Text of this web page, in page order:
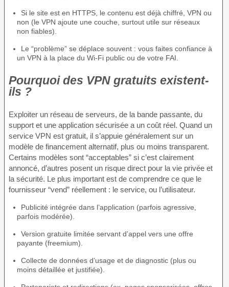
Si le site est en HTTPS, le contenu est déjà chiffré, VPN ou
non (le VPN ajoute une couche, surtout utile sur réseaux
non fiables).
Le “problème” se déplace souvent : vous faites confiance à
un VPN à la place du Wi-Fi public ou de votre FAI.
Pourquoi des VPN gratuits existent-
ils ?
Exploiter un réseau de serveurs, de la bande passante, du
support et une application sécurisée a un coût réel. Quand un
service VPN est gratuit, il s’appuie généralement sur un
modèle de financement alternatif, plus ou moins transparent.
Certains modèles sont “acceptables” si c’est clairement
annoncé, d’autres posent un risque direct pour la vie privée et
la sécurité. Le plus important est de comprendre ce que le
fournisseur “vend” réellement : le service, ou l’utilisateur.
Publicité intégrée dans l’application (parfois agressive,
parfois modérée).
Version gratuite limitée servant d’appel vers une offre
payante (freemium).
Collecte de données d’usage et de diagnostic (plus ou
moins détaillée et justifiée).